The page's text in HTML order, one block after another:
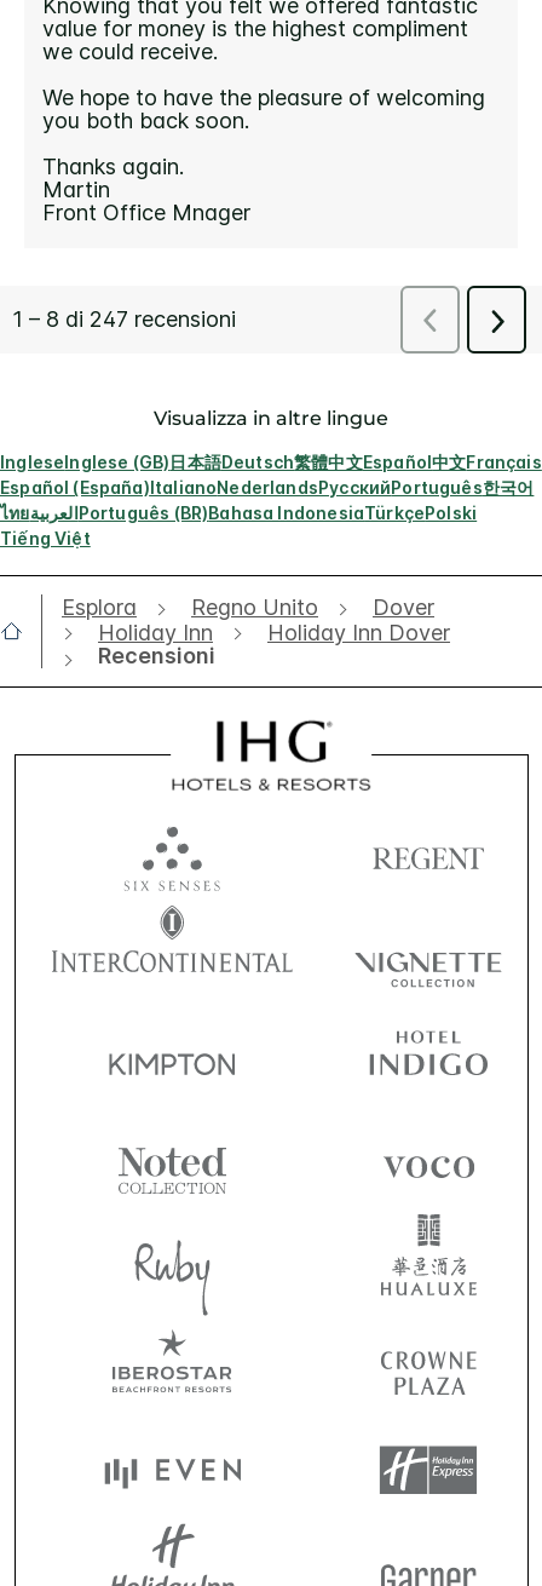
Visualizza in altre lingue
IngleseInglese (GB)日本語Deutsch繁體中文Español中文Français
Español (España)ItalianoNederlandsРусскийPortuguês한국어
ไทยالعربيةPortuguês (BR)Bahasa IndonesiaTürkçePolski
Tiếng Việt
Esplora Regno Unito
Dover
Holiday Inn
Holiday Inn Dover
Recensioni